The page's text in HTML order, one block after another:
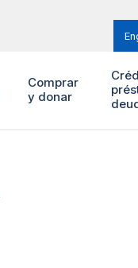
Comprar
y donar